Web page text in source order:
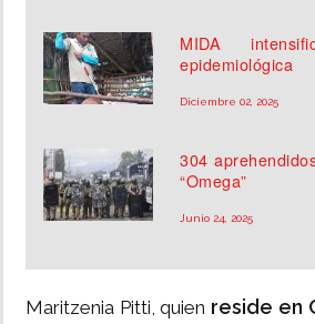
MIDA
epidemiológica
Diciembre 02, 2025
304
“Omega”
Junio 24, 2025
Maritzenia Pitti, quien reside en